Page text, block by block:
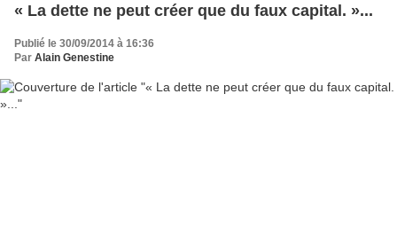
« La dette ne peut créer que du faux capital. »...
Publié le 30/09/2014 à 16:36
Par Alain Genestine